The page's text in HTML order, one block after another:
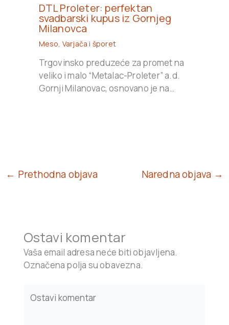
DTL Proleter: perfektan
svadbarski kupus iz Gornjeg
Milanovca
Meso, Varjača i šporet
Trgovinsko preduzeće za promet na
veliko i malo “Metalac-Proleter” a.d.
Gornji Milanovac, osnovano je na…
← Prethodna objava Naredna objava →
Ostavi komentar
Vaša email adresa neće biti objavljena.
Označena polja su obavezna.
here..